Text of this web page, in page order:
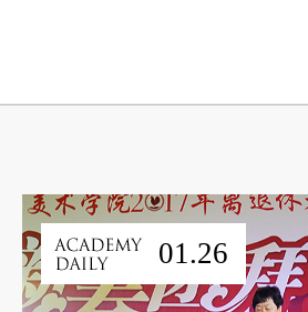
01.26